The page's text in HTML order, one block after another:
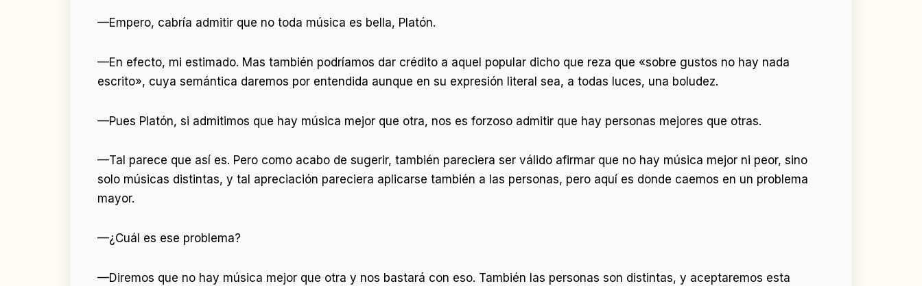
—Empero, cabría admitir que no toda música es bella, Platón.
—En efecto, mi estimado. Mas también podríamos dar crédito a aquel popular dicho que reza que «sobre gustos no hay nada
escrito», cuya semántica daremos por entendida aunque en su expresión literal sea, a todas luces, una boludez.
—Pues Platón, si admitimos que hay música mejor que otra, nos es forzoso admitir que hay personas mejores que otras.
—Tal parece que así es. Pero como acabo de sugerir, también pareciera ser válido afirmar que no hay música mejor ni peor, sino
solo músicas distintas, y tal apreciación pareciera aplicarse también a las personas, pero aquí es donde caemos en un problema
mayor.
—¿Cuál es ese problema?
—Diremos que no hay música mejor que otra y nos bastará con eso. También las personas son distintas, y aceptaremos esta